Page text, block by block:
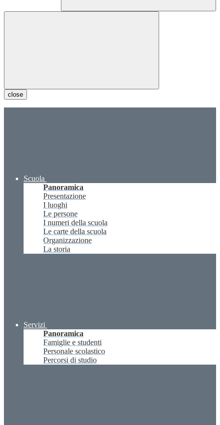
close
Scuola
Panoramica
Presentazione
I luoghi
Le persone
I numeri della scuola
Le carte della scuola
Organizzazione
La storia
Servizi
Panoramica
Famiglie e studenti
Personale scolastico
Percorsi di studio